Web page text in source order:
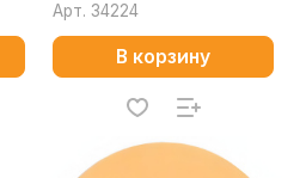
Арт. 34224
В корзину